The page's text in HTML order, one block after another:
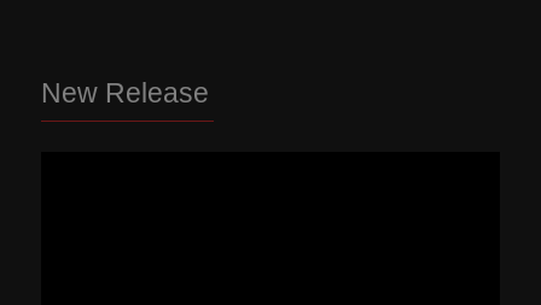
New Release